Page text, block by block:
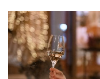
političnem področju,
enakopravnosti in
svetu.